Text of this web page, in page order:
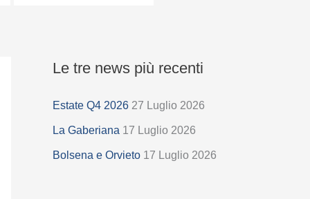
Le tre news più recenti
Estate Q4 2026 27 Luglio 2026
La Gaberiana 17 Luglio 2026
Bolsena e Orvieto 17 Luglio 2026
S
l
e
z